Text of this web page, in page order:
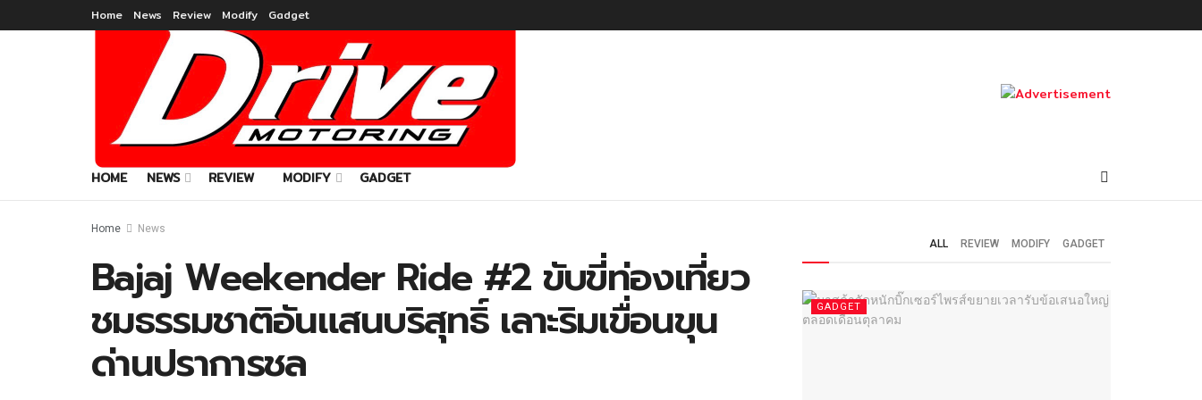
Home News Review Modify Gadget
HOME NEWS REVIEW MODIFY GADGET
Home News
Bajaj Weekender Ride #2 ขับขี่ท่องเที่ยว
ชมธรรมชาติอันแสนบริสุทธิ์ เลาะริมเขื่อนขุน
ด่านปราการชล
ALL REVIEW MODIFY GADGET
GADGET